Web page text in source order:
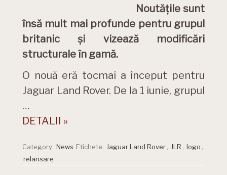
Noutățile sunt
însă mult mai profunde pentru grupul
britanic și vizează modificări
structurale în gamă.
O nouă eră tocmai a început pentru
Jaguar Land Rover. De la 1 iunie, grupul
…
DETALII »
Category: News Etichete: Jaguar Land Rover JLR logo
relansare